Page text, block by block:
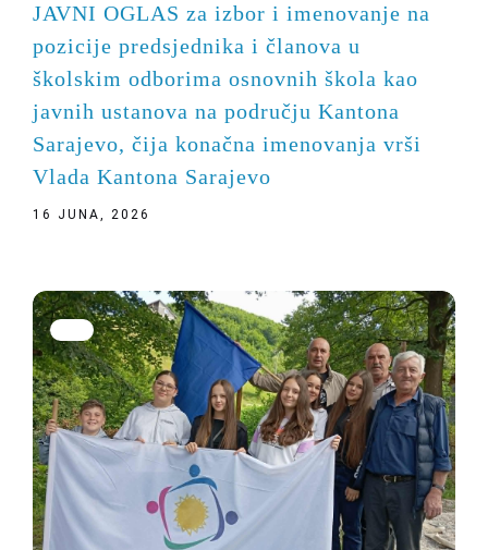
JAVNI OGLAS za izbor i imenovanje na
pozicije predsjednika i članova u
školskim odborima osnovnih škola kao
javnih ustanova na području Kantona
Sarajevo, čija konačna imenovanja vrši
Vlada Kantona Sarajevo
16 JUNA, 2026